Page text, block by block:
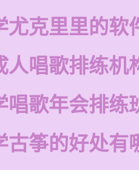
尤克里里的软
人唱歌排练机
唱歌年会排练
古筝的好处有